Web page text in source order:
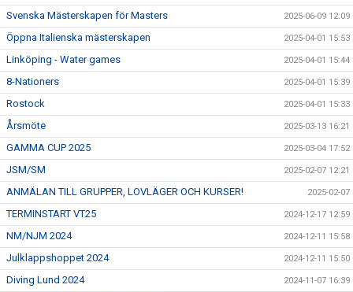
Svenska Mästerskapen för Masters 2025-06-09 12:09
Öppna Italienska mästerskapen 2025-04-01 15:53
Linköping - Water games 2025-04-01 15:44
8-Nationers 2025-04-01 15:39
Rostock 2025-04-01 15:33
Årsmöte 2025-03-13 16:21
GAMMA CUP 2025 2025-03-04 17:52
JSM/SM 2025-02-07 12:21
ANMÄLAN TILL GRUPPER, LOVLÄGER OCH KURSER! 2025-02-07
TERMINSTART VT25 2024-12-17 12:59
NM/NJM 2024 2024-12-11 15:58
Julklappshoppet 2024 2024-12-11 15:50
Diving Lund 2024 2024-11-07 16:39